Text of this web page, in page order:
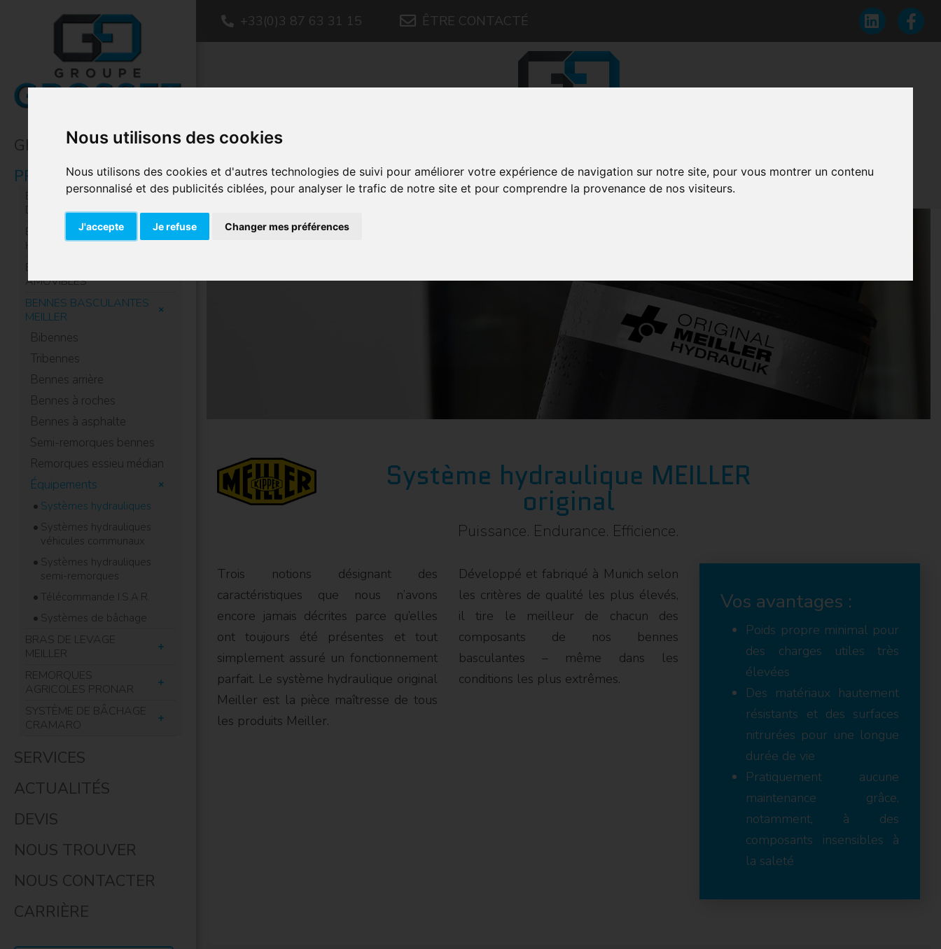
Nous utilisons des cookies
Nous utilisons des cookies et d'autres technologies de suivi pour améliorer votre expérience de navigation sur notre site, pour vous montrer un contenu
personnalisé et des publicités ciblées, pour analyser le trafic de notre site et pour comprendre la provenance de nos visiteurs.
J'accepte Je refuse Changer mes préférences
GROUPE
PRODUITS
ÉQUIPEMENTS DE
DÉPOTAGE
ÉQUIPEMENTS
HYDRAULIQUES
BENNES & CAISSONS
AMOVIBLES
BENNES BASCULANTES
MEILLER
Bibennes
Tribennes
Bennes arrière
Bennes à roches
Bennes à asphalte
Semi-remorques bennes
Remorques essieu médian
Équipements
Systèmes hydrauliques
Systèmes hydrauliques
véhicules communaux
Systèmes hydrauliques
semi-remorques
Télécommande I.S.A.R.
Systèmes de bâchage
BRAS DE LEVAGE
MEILLER
REMORQUES
AGRICOLES PRONAR
SYSTÈME DE BÂCHAGE
CRAMARO
SERVICES
ACTUALITÉS
DEVIS
NOUS TROUVER
NOUS CONTACTER
CARRIÈRE
Accueil/Produits /Bennes basculantes Meiller/Équipements du véhicule/Systèmes hydrauliques
+33(0)3 87 63 31 15 ÊTRE CONTACTÉ
Système hydraulique MEILLER
original
Puissance. Endurance. Efficience.
Trois notions désignant des
caractéristiques que nous n’avons
encore jamais décrites parce qu’elles
ont toujours été présentes et tout
simplement assuré un fonctionnement
parfait. Le système hydraulique original
Meiller est la pièce maîtresse de tous
les produits Meiller.
Développé et fabriqué à Munich selon
les critères de qualité les plus élevés,
il tire le meilleur de chacun des
composants de nos bennes
basculantes – même dans les
conditions les plus extrêmes.
Vos avantages :
Poids propre minimal pour
des charges utiles très
élevées
Des matériaux hautement
résistants et des surfaces
nitrurées pour une longue
durée de vie
Pratiquement aucune
maintenance grâce,
notamment, à des
composants insensibles à
la saleté